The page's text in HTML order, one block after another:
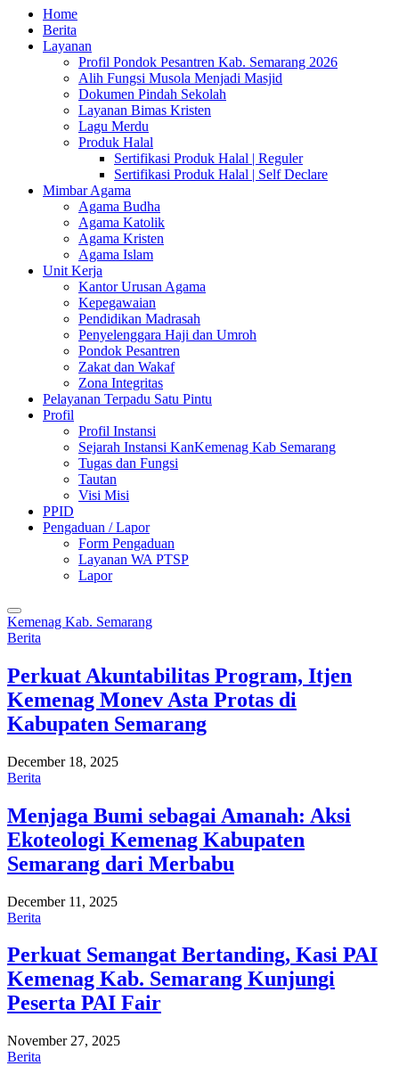
Home
Berita
Layanan
Profil Pondok Pesantren Kab. Semarang 2026
Alih Fungsi Musola Menjadi Masjid
Dokumen Pindah Sekolah
Layanan Bimas Kristen
Lagu Merdu
Produk Halal
Sertifikasi Produk Halal | Reguler
Sertifikasi Produk Halal | Self Declare
Mimbar Agama
Agama Budha
Agama Katolik
Agama Kristen
Agama Islam
Unit Kerja
Kantor Urusan Agama
Kepegawaian
Pendidikan Madrasah
Penyelenggara Haji dan Umroh
Pondok Pesantren
Zakat dan Wakaf
Zona Integritas
Pelayanan Terpadu Satu Pintu
Profil
Profil Instansi
Sejarah Instansi KanKemenag Kab Semarang
Tugas dan Fungsi
Tautan
Visi Misi
PPID
Pengaduan / Lapor
Form Pengaduan
Layanan WA PTSP
Lapor
Kemenag Kab. Semarang
Berita
Perkuat Akuntabilitas Program, Itjen
Kemenag Monev Asta Protas di
Kabupaten Semarang
December 18, 2025
Berita
Menjaga Bumi sebagai Amanah: Aksi
Ekoteologi Kemenag Kabupaten
Semarang dari Merbabu
December 11, 2025
Berita
Perkuat Semangat Bertanding, Kasi PAI
Kemenag Kab. Semarang Kunjungi
Peserta PAI Fair
November 27, 2025
Berita